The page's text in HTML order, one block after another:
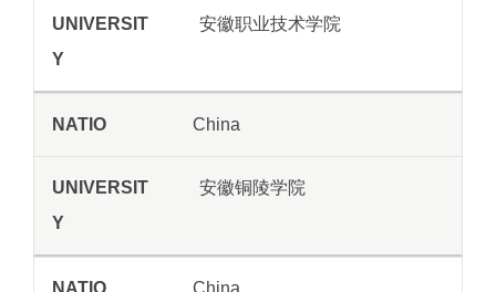
安徽职业技术学院
China
安徽铜陵学院
China